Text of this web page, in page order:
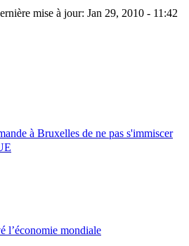
mise à jour: Jan 29, 2010 - 11:42
à Bruxelles de ne pas s'immiscer
l’économie mondiale